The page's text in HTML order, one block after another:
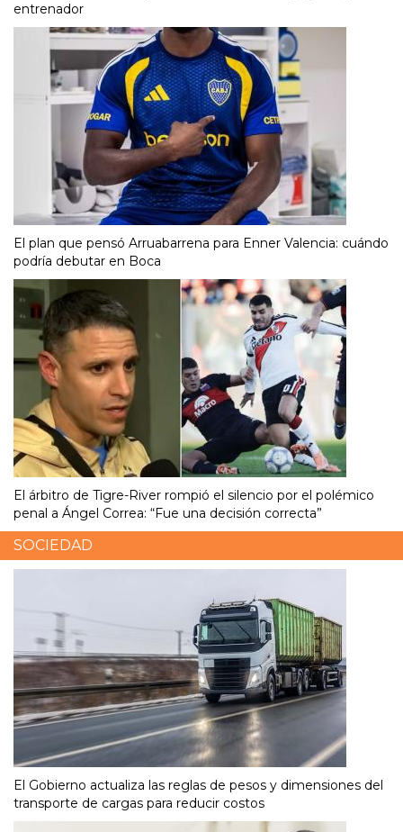
entrenador
El plan que pensó Arruabarrena para Enner Valencia: cuándo
podría debutar en Boca
El árbitro de Tigre-River rompió el silencio por el polémico
penal a Ángel Correa: “Fue una decisión correcta”
SOCIEDAD
El Gobierno actualiza las reglas de pesos y dimensiones del
transporte de cargas para reducir costos